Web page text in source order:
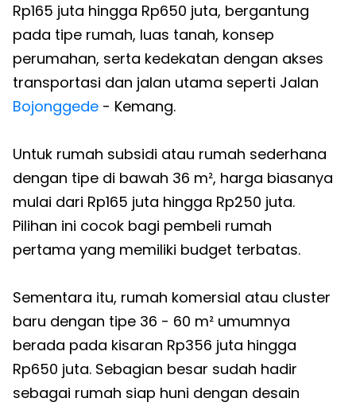
Rp165 juta hingga Rp650 juta, bergantung
pada tipe rumah, luas tanah, konsep
perumahan, serta kedekatan dengan akses
transportasi dan jalan utama seperti Jalan
Bojonggede - Kemang.
Untuk rumah subsidi atau rumah sederhana
dengan tipe di bawah 36 m², harga biasanya
mulai dari Rp165 juta hingga Rp250 juta.
Pilihan ini cocok bagi pembeli rumah
pertama yang memiliki budget terbatas.
Sementara itu, rumah komersial atau cluster
baru dengan tipe 36 - 60 m² umumnya
berada pada kisaran Rp356 juta hingga
Rp650 juta. Sebagian besar sudah hadir
sebagai rumah siap huni dengan desain